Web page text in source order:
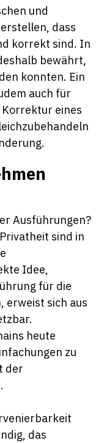
und
dass
korrekt sind. In
bewährt,
konnten. Ein
auch für
eines
Ausführungen?
sind in
Idee,
für die
erweist sich aus
heute
zu
der
das